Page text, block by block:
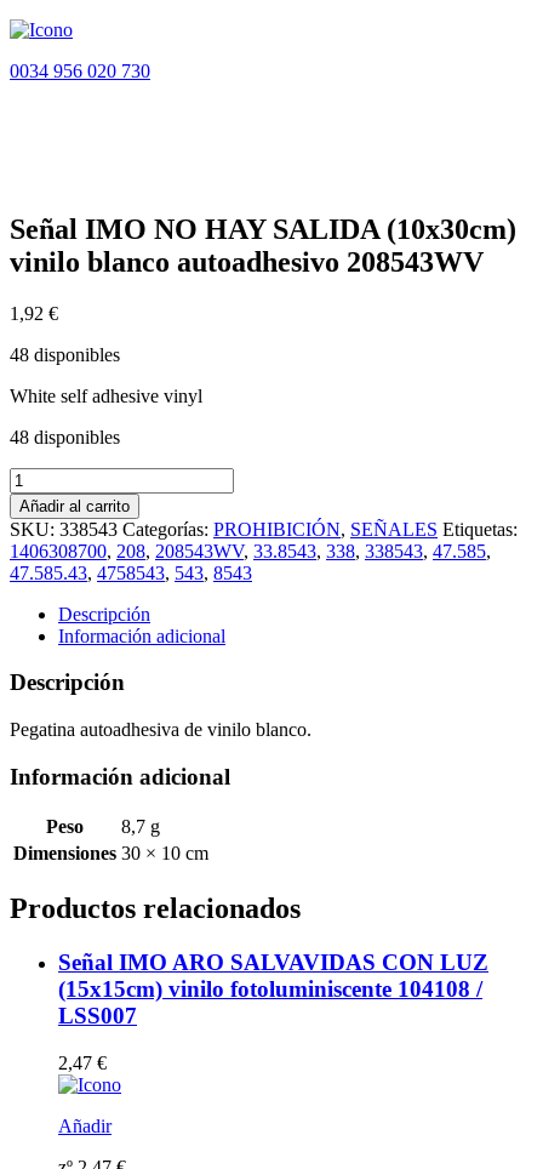
0034 956 020 730
Señal IMO NO HAY SALIDA (10x30cm)
vinilo blanco autoadhesivo 208543WV
1,92 €
48 disponibles
White self adhesive vinyl
48 disponibles
Señal
IMO
NO
HAY
SALIDA
(10x30cm)
vinilo
blanco
autoadhesivo
208543WV
cantidad
Añadir al carrito
SKU: 338543 Categorías: PROHIBICIÓN, SEÑALES Etiquetas:
1406308700, 208, 208543WV, 33.8543, 338, 338543, 47.585,
47.585.43, 4758543, 543, 8543
Descripción
Información adicional
Descripción
Pegatina autoadhesiva de vinilo blanco.
Información adicional
Peso
8,7 g
Dimensiones 30 × 10 cm
Productos relacionados
Señal IMO ARO SALVAVIDAS CON LUZ
(15x15cm) vinilo fotoluminiscente 104108 /
LSS007
2,47 €
Añadir